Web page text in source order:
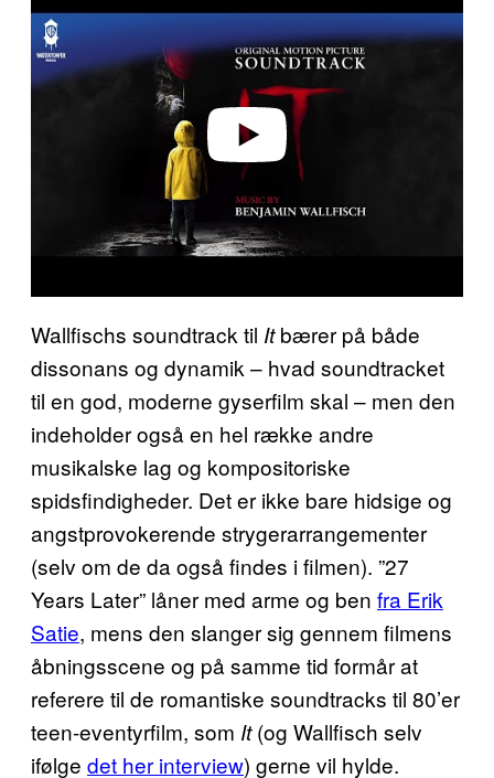
a
d
Wallfischs soundtrack til Itbærer på både
dissonans og dynamik – hvad soundtracket
til en god, moderne gyserfilm skal – men den
indeholder også en hel række andre
musikalske lag og kompositoriske
spidsfindigheder. Det er ikke bare hidsige og
angstprovokerende strygerarrangementer
(selv om de da også findes i filmen). ”27
Years Later” låner med arme og ben fra Erik
Satie, mens den slanger sig gennem filmens
åbningsscene og på samme tid formår at
referere til de romantiske soundtracks til 80’er
teen-eventyrfilm, som It(og Wallfisch selv
ifølge det her interview) gerne vil hylde.